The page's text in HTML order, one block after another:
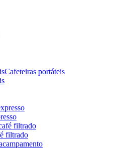
Cafeteiras portáteis
filtrado